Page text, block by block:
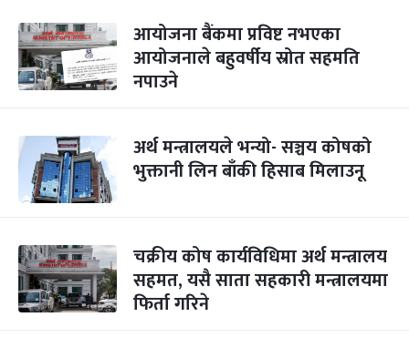
आयोजना बैंकमा प्रविष्ट नभएका
आयोजनाले बहुवर्षीय स्रोत सहमति
नपाउने
अर्थ मन्त्रालयले भन्यो- सञ्चय कोषको
भुक्तानी लिन बाँकी हिसाब मिलाउनू
चक्रीय कोष कार्यविधिमा अर्थ मन्त्रालय
सहमत, यसै साता सहकारी मन्त्रालयमा
फिर्ता गरिने